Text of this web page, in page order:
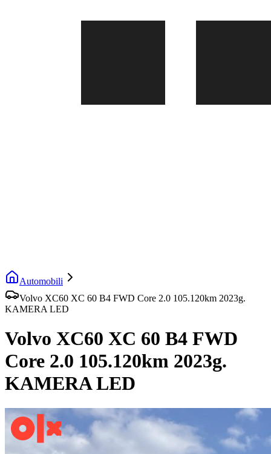
Automobili
Volvo XC60 XC 60 B4 FWD Core 2.0 105.120km 2023g.
KAMERA LED
Volvo XC60 XC 60 B4 FWD
Core 2.0 105.120km 2023g.
KAMERA LED